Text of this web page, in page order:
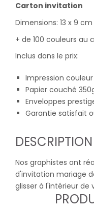
Carton invitation
Dimensions: 13 x 9 cm
+ de 100 couleurs au
Inclus dans le prix:
Impression
Papier couché
Enveloppes
Garantie satisfait
DESCRIPTION
Nos graphistes ont
d'invitation mariage
glisser à l'intérieur de